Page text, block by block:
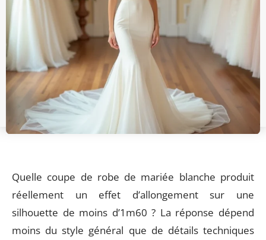
Quelle coupe de robe de mariée blanche produit
réellement un effet d’allongement sur une
silhouette de moins d’1m60 ? La réponse dépend
moins du style général que de détails techniques